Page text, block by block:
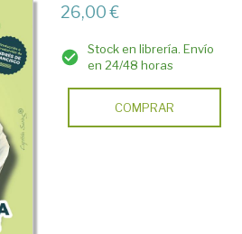
26,00 €
Stock en librería. Envío
en 24/48 horas
COMPRAR